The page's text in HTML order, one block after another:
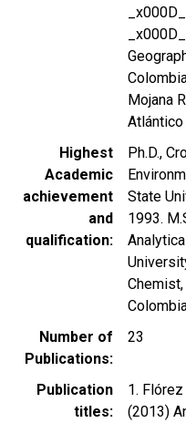
_x000D_
_x000D_
Mojana
Highest
Academic
achievement
and
qualification
Ph.D.,
State
1993.
Number of
Publications
23
Publication
titles
1.
(2013)